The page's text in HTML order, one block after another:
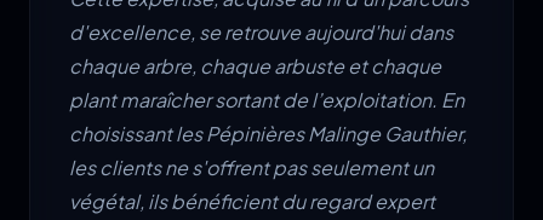
d'excellence, se retrouve aujourd'hui dans
chaque arbre, chaque arbuste et chaque
plant maraîcher sortant de l’exploitation. En
choisissant les Pépinières Malinge Gauthier,
les clients ne s'offrent pas seulement un
végétal, ils bénéficient du regard expert